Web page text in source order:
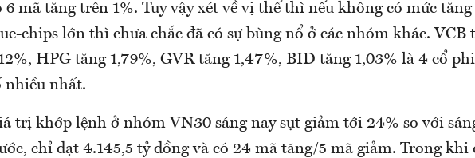
6 mã tăng trên 1%. Tuy vậy xét về vị thế thì nếu không có mức tăng
chips lớn thì chưa chắc đã có sự bùng nổ ở các nhóm khác. VCB
HPG tăng 1,79%, GVR tăng 1,47%, BID tăng 1,03% là 4 cổ
nhiều nhất.
trị khớp lệnh ở nhóm VN30 sáng nay sụt giảm tới 24% so với
chỉ đạt 4.145,5 tỷ đồng và có 24 mã tăng/5 mã giảm. Trong khi